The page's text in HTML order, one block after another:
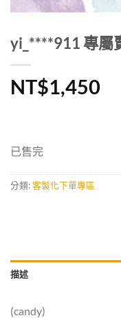
yi_****911 專屬
NT$1,450
已售完
分類:客製化下單專區
描述
(candy)